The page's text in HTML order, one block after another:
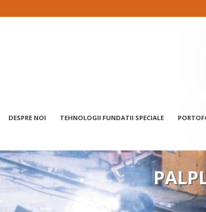
DESPRE NOI TEHNOLOGII FUNDATII SPECIALE